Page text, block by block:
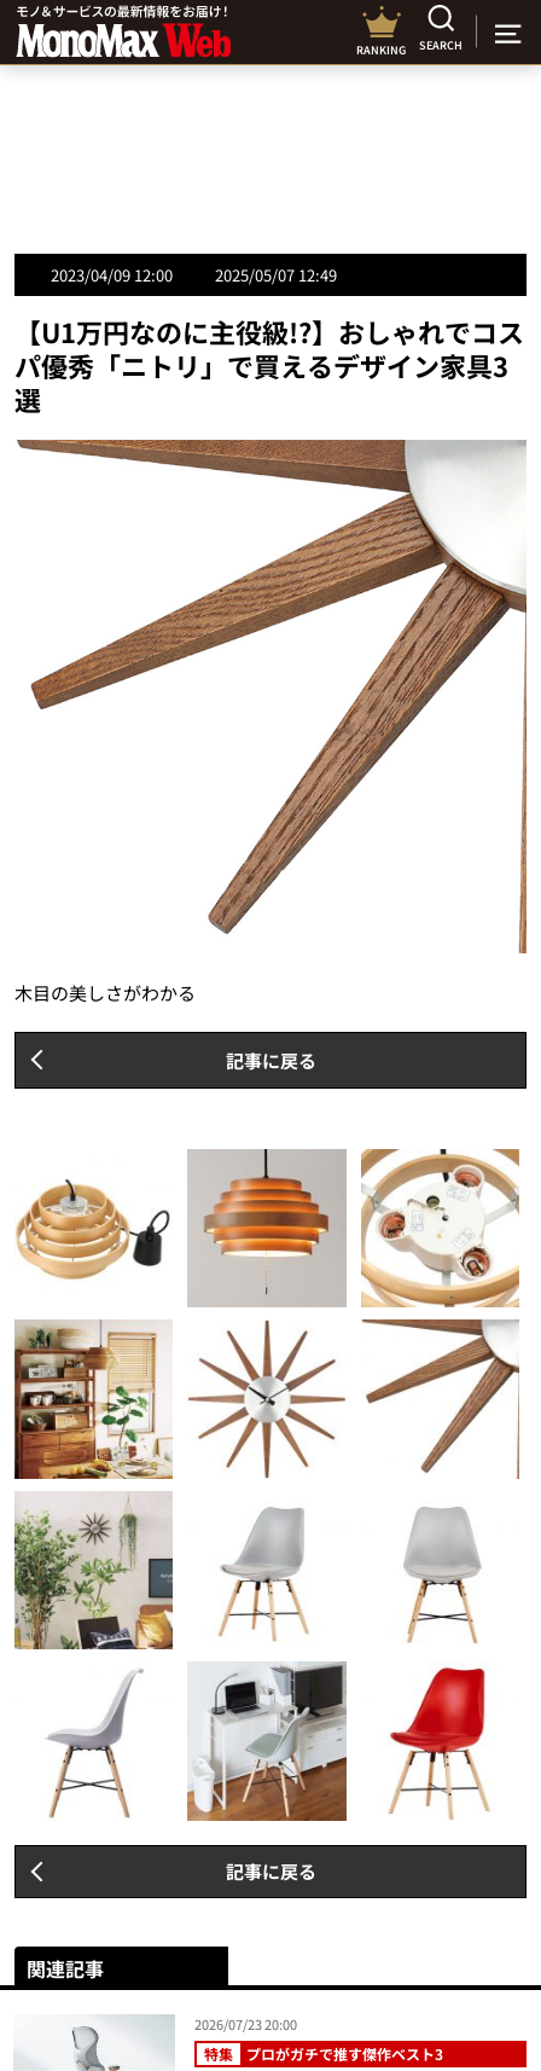
RANKING SEARCH
2023/04/09 12:00 2025/05/07 12:49
【U1万円なのに主役級!?】おしゃれでコス
パ優秀「ニトリ」で買えるデザイン家具3
選
木目の美しさがわかる
記事に戻る
記事に戻る
関連記事
2026/07/23 20:00
特集 プロがガチで推す傑作ベスト3